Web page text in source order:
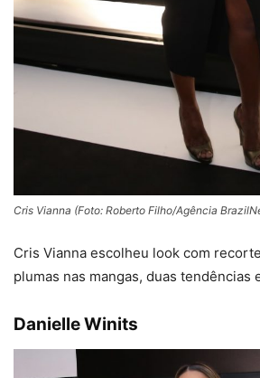
Cris Vianna (Foto: Roberto Filho/Agência
Cris Vianna escolheu look com
plumas nas mangas, duas tendências
Danielle Winits